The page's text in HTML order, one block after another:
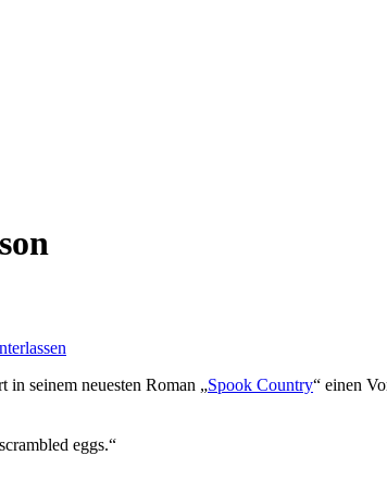
in seinem neuesten Roman „Spook Country“ einen
eggs.“